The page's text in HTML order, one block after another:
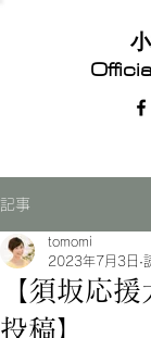
記事
【須坂応
投稿】
tomomi
2023年7月3日